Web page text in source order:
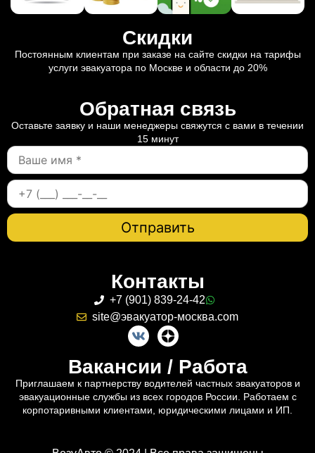
Скидки
Постоянным клиентам при заказе на сайте скидки на тарифы
услуги эвакуатора по Москве и области до 20%
Обратная связь
Оставьте заявку и наши менеджеры свяжутся с вами в течении
15 минут
Контакты
+7 (901) 839-24-42
site@эвакуатор-москва.com
Вакансии / Работа
Приглашаем к партнерству водителей частных эвакуаторов и
эвакуационные службы из всех городов России. Работаем с
корпотаривными клиентами, юридическими лицами и ИП.